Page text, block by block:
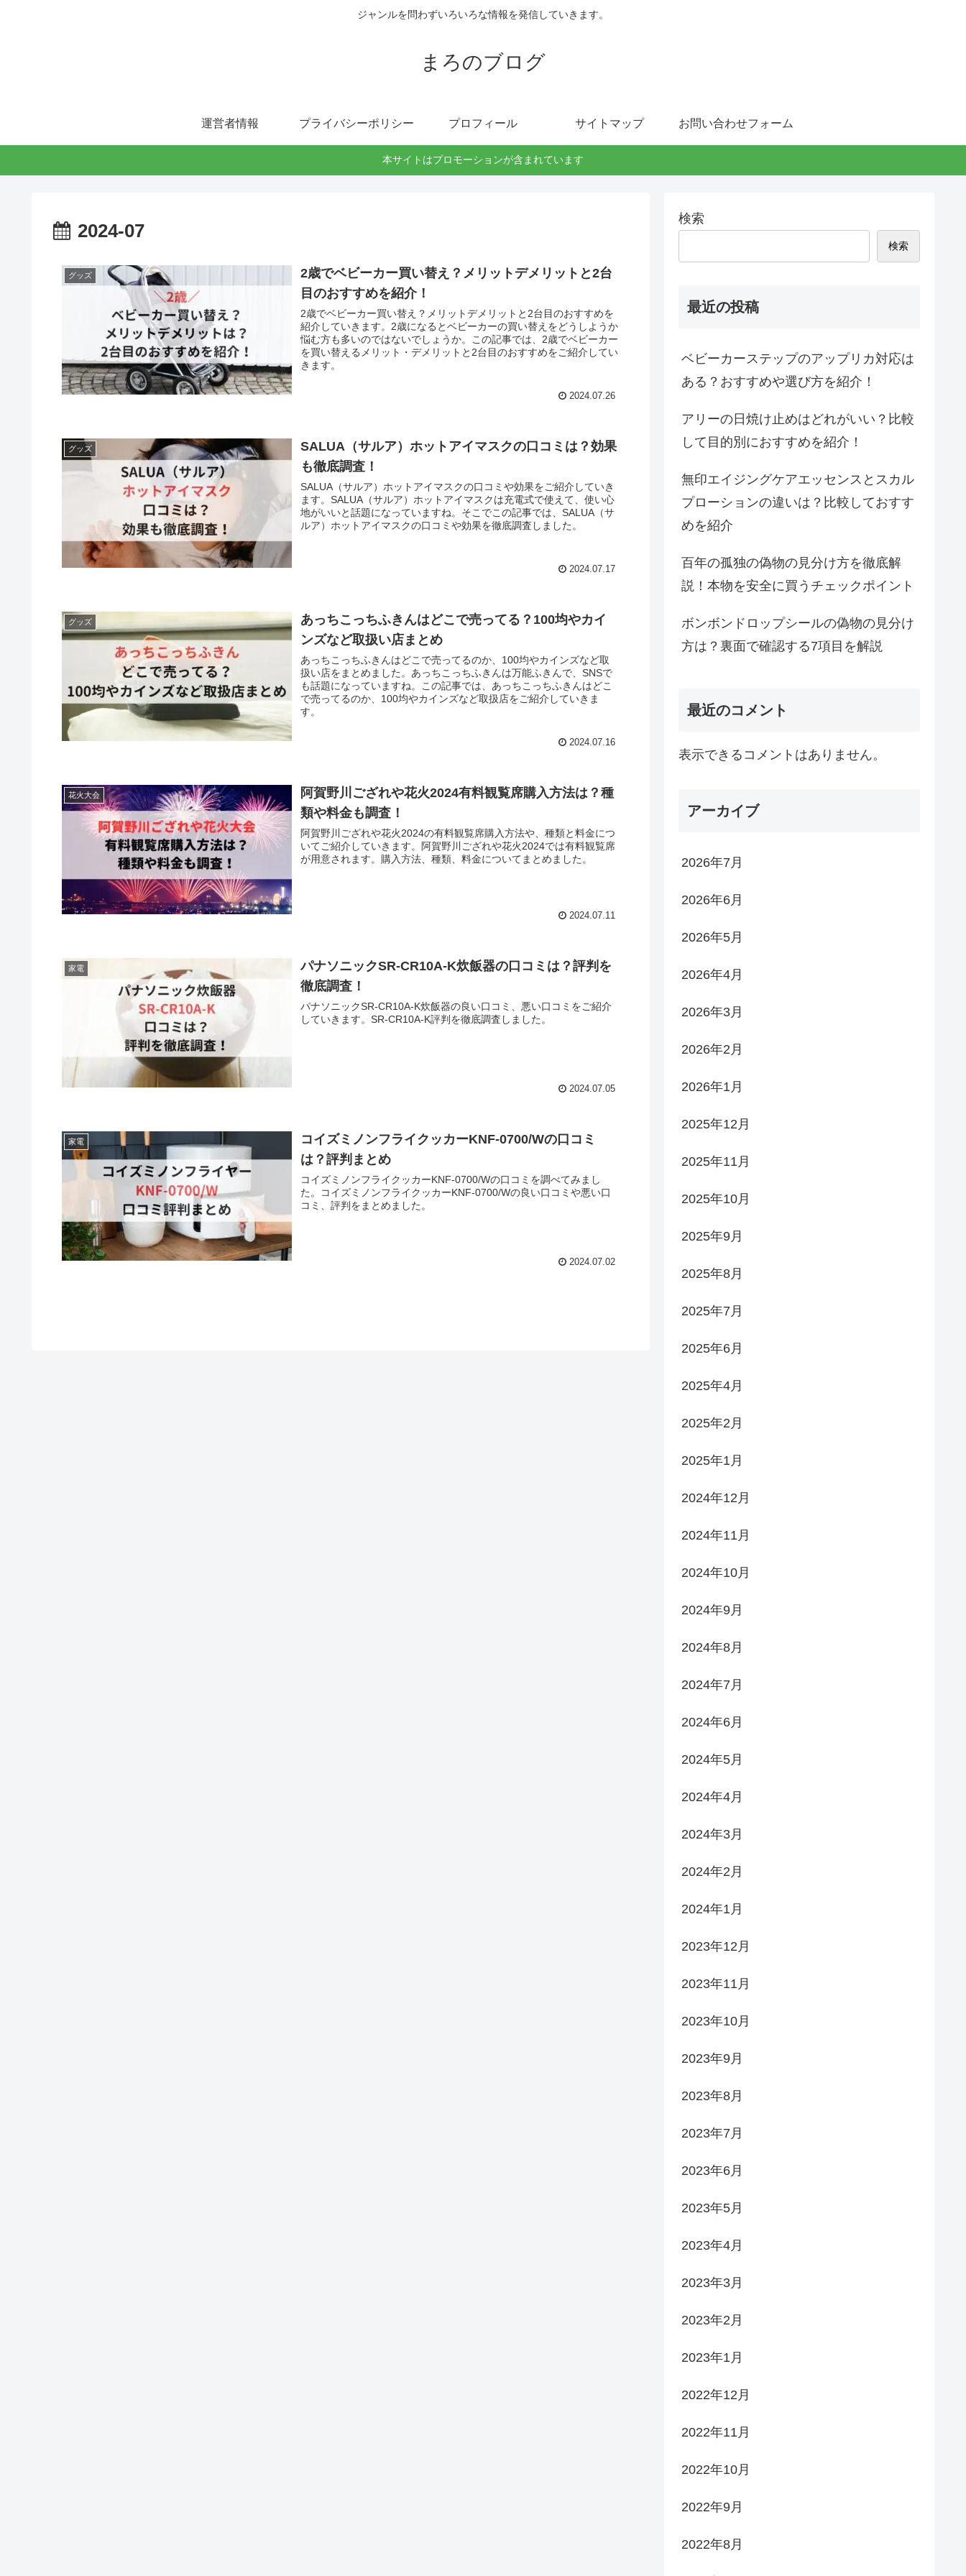
ジャンルを問わずいろいろな情報を発信していきます。
まろのブログ
運営者情報 プライバシーポリシー プロフィール サイトマップ お問い合わせフォーム
本サイトはプロモーションが含まれています
2024-07
グッズ
2歳でベビーカー買い替え？メリットデメリットと2台
目のおすすめを紹介！
2歳でベビーカー買い替え？メリットデメリットと2台目のおすすめを
紹介していきます。2歳になるとベビーカーの買い替えをどうしようか
悩む方も多いのではないでしょうか。この記事では、2歳でベビーカー
を買い替えるメリット・デメリットと2台目のおすすめをご紹介してい
きます。
2024.07.26
グッズ
SALUA（サルア）ホットアイマスクの口コミは？効果
も徹底調査！
SALUA（サルア）ホットアイマスクの口コミや効果をご紹介していき
ます。SALUA（サルア）ホットアイマスクは充電式で使えて、使い心
地がいいと話題になっていますね。そこでこの記事では、SALUA（サ
ルア）ホットアイマスクの口コミや効果を徹底調査しました。
2024.07.17
グッズ
あっちこっちふきんはどこで売ってる？100均やカイ
ンズなど取扱い店まとめ
あっちこっちふきんはどこで売ってるのか、100均やカインズなど取
扱い店をまとめました。あっちこっちふきんは万能ふきんで、SNSで
も話題になっていますね。この記事では、あっちこっちふきんはどこ
で売ってるのか、100均やカインズなど取扱店をご紹介していきま
す。
2024.07.16
花火大会
阿賀野川ござれや花火2024有料観覧席購入方法は？種
類や料金も調査！
阿賀野川ござれや花火2024の有料観覧席購入方法や、種類と料金につ
いてご紹介していきます。阿賀野川ござれや花火2024では有料観覧席
が用意されます。購入方法、種類、料金についてまとめました。
2024.07.11
家電
パナソニックSR-CR10A-K炊飯器の口コミは？評判を
徹底調査！
パナソニックSR-CR10A-K炊飯器の良い口コミ、悪い口コミをご紹介
していきます。SR-CR10A-K評判を徹底調査しました。
2024.07.05
家電
コイズミノンフライクッカーKNF-0700/Wの口コミ
は？評判まとめ
コイズミノンフライクッカーKNF-0700/Wの口コミを調べてみまし
た。コイズミノンフライクッカーKNF-0700/Wの良い口コミや悪い口
コミ、評判をまとめました。
2024.07.02
検索
検索
最近の投稿
ベビーカーステップのアップリカ対応は
ある？おすすめや選び方を紹介！
アリーの日焼け止めはどれがいい？比較
して目的別におすすめを紹介！
無印エイジングケアエッセンスとスカル
プローションの違いは？比較しておすす
めを紹介
百年の孤独の偽物の見分け方を徹底解
説！本物を安全に買うチェックポイント
ボンボンドロップシールの偽物の見分け
方は？裏面で確認する7項目を解説
最近のコメント
表示できるコメントはありません。
アーカイブ
2026年7月
2026年6月
2026年5月
2026年4月
2026年3月
2026年2月
2026年1月
2025年12月
2025年11月
2025年10月
2025年9月
2025年8月
2025年7月
2025年6月
2025年4月
2025年2月
2025年1月
2024年12月
2024年11月
2024年10月
2024年9月
2024年8月
2024年7月
2024年6月
2024年5月
2024年4月
2024年3月
2024年2月
2024年1月
2023年12月
2023年11月
2023年10月
2023年9月
2023年8月
2023年7月
2023年6月
2023年5月
2023年4月
2023年3月
2023年2月
2023年1月
2022年12月
2022年11月
2022年10月
2022年9月
2022年8月